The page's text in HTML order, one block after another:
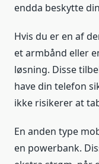
endda beskytte
Hvis du er en af
et armbånd eller
løsning. Disse
have din telefon
ikke risikerer at
En anden type
en powerbank.